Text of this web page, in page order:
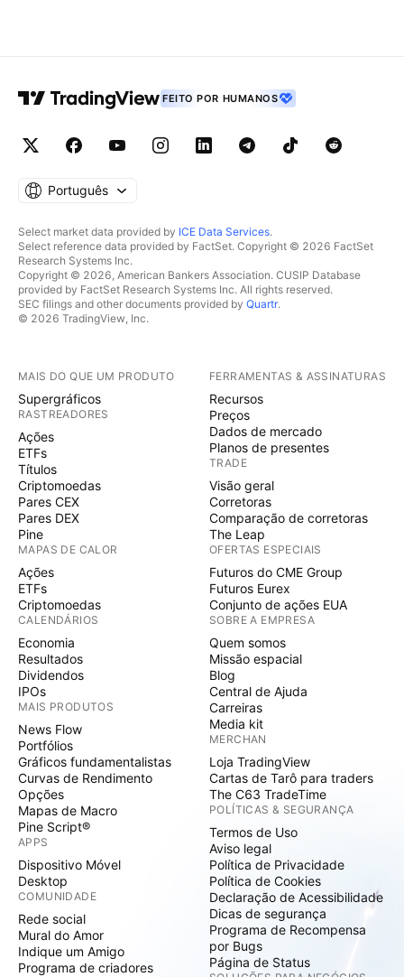
FEITO POR HUMANOS
Português
Select market data provided by ICE Data Services.
Select reference data provided by FactSet. Copyright © 2026 FactSet
Research Systems Inc.
Copyright © 2026, American Bankers Association. CUSIP Database
provided by FactSet Research Systems Inc. All rights reserved.
SEC filings and other documents provided by Quartr.
© 2026 TradingView, Inc.
MAIS DO QUE UM PRODUTO
Supergráficos
RASTREADORES
Ações
ETFs
Títulos
Criptomoedas
Pares CEX
Pares DEX
Pine
MAPAS DE CALOR
Ações
ETFs
Criptomoedas
CALENDÁRIOS
Economia
Resultados
Dividendos
IPOs
MAIS PRODUTOS
News Flow
Portfólios
Gráficos fundamentalistas
Curvas de Rendimento
Opções
Mapas de Macro
Pine Script®
APPS
Dispositivo Móvel
Desktop
COMUNIDADE
Rede social
Mural do Amor
Indique um Amigo
Programa de criadores
FERRAMENTAS & ASSINATURAS
Recursos
Preços
Dados de mercado
Planos de presentes
TRADE
Visão geral
Corretoras
Comparação de corretoras
The Leap
OFERTAS ESPECIAIS
Futuros do CME Group
Futuros Eurex
Conjunto de ações EUA
SOBRE A EMPRESA
Quem somos
Missão espacial
Blog
Central de Ajuda
Carreiras
Media kit
MERCHAN
Loja TradingView
Cartas de Tarô para traders
The C63 TradeTime
POLÍTICAS & SEGURANÇA
Termos de Uso
Aviso legal
Política de Privacidade
Política de Cookies
Declaração de Acessibilidade
Dicas de segurança
Programa de Recompensa
por Bugs
Página de Status